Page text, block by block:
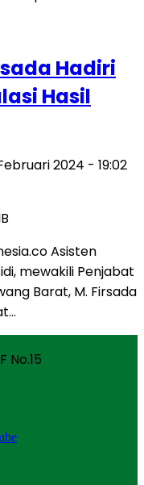
Hadiri
Hasil
2024 - 19:02
Asisten
mewakili Penjabat
Barat, M. Firsada
No.15